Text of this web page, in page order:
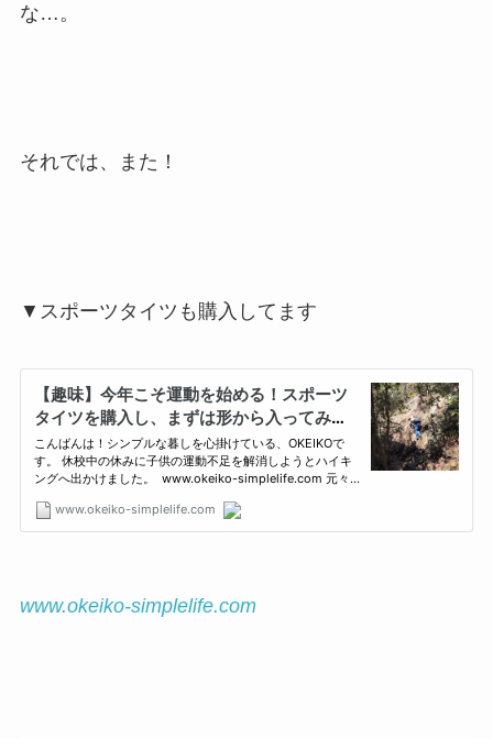
な…。
それでは、また！
▼スポーツタイツも購入してます
www.okeiko-simplelife.com